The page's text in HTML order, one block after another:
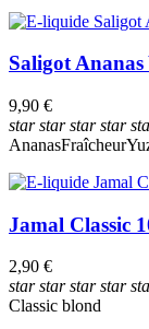
Saligot
9,90 €
starstarstarstar
AnanasFraîcheur
Jamal Classic
2,90 €
starstarstarstar
Classic blond